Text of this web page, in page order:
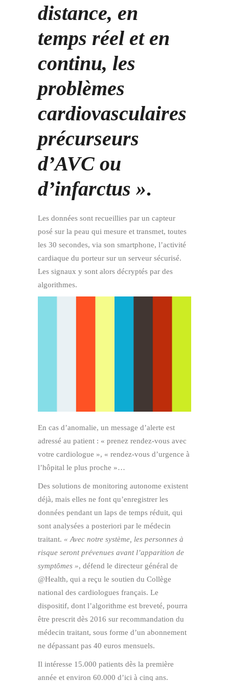
distance, en
temps réel et en
continu, les
problèmes
cardiovasculaires
précurseurs
d’AVC ou
d’infarctus ».
Les données sont recueillies par un capteur
posé sur la peau qui mesure et transmet, toutes
les 30 secondes, via son smartphone, l’activité
cardiaque du porteur sur un serveur sécurisé.
Les signaux y sont alors décryptés par des
algorithmes.
En cas d’anomalie, un message d’alerte est
adressé au patient : « prenez rendez-vous avec
votre cardiologue », « rendez-vous d’urgence à
l’hôpital le plus proche »…
Des solutions de monitoring autonome existent
déjà, mais elles ne font qu’enregistrer les
données pendant un laps de temps réduit, qui
sont analysées a posteriori par le médecin
traitant. « Avec notre système, les personnes à
risque seront prévenues avant l’apparition de
symptômes », défend le directeur général de
@Health, qui a reçu le soutien du Collège
national des cardiologues français. Le
dispositif, dont l’algorithme est breveté, pourra
être prescrit dès 2016 sur recommandation du
médecin traitant, sous forme d’un abonnement
ne dépassant pas 40 euros mensuels.
Il intéresse 15.000 patients dès la première
année et environ 60.000 d’ici à cinq ans.